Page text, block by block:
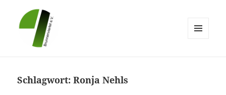
Schlagwort:Ronja Nehls